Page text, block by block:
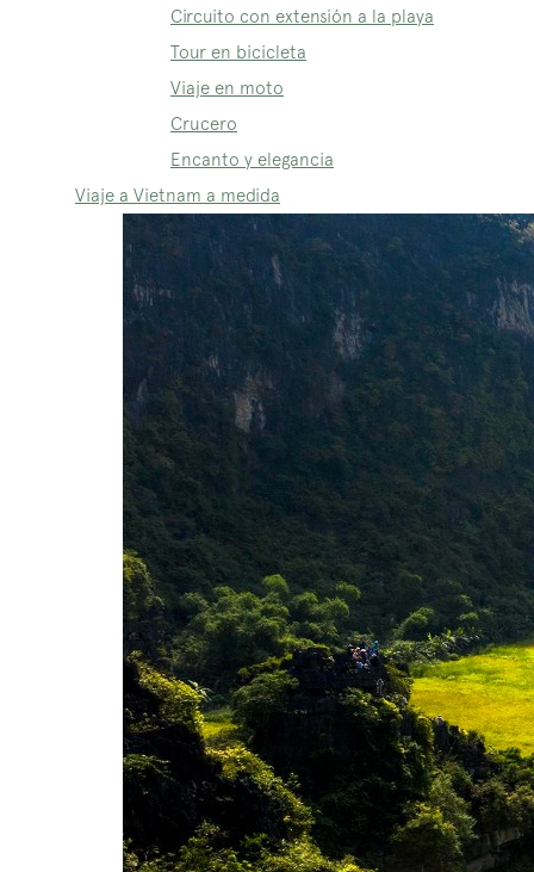
Circuito con extensión a la playa
Tour en bicicleta
Viaje en moto
Crucero
Encanto y elegancia
Viaje a Vietnam a medida